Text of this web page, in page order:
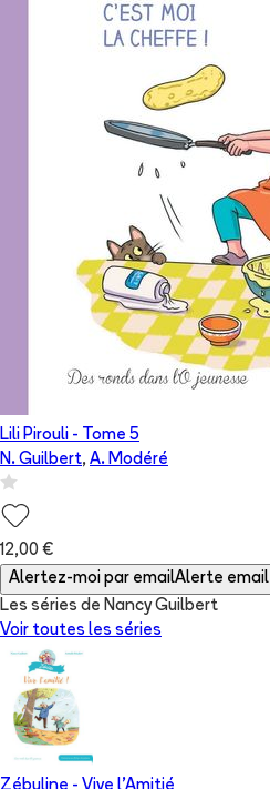
Lili Pirouli - Tome 5
N. Guilbert, A. Modéré
12,00 €
Alertez-moi par emailAlerte email
Les séries de Nancy Guilbert
Voir toutes les séries